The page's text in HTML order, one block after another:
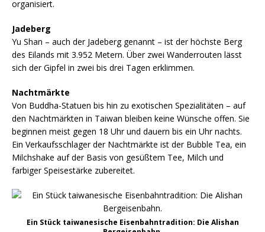
organisiert.
Jadeberg
Yu Shan – auch der Jadeberg genannt – ist der höchste Berg
des Eilands mit 3.952 Metern. Über zwei Wanderrouten lässt
sich der Gipfel in zwei bis drei Tagen erklimmen.
Nachtmärkte
Von Buddha-Statuen bis hin zu exotischen Spezialitäten – auf
den Nachtmärkten in Taiwan bleiben keine Wünsche offen. Sie
beginnen meist gegen 18 Uhr und dauern bis ein Uhr nachts.
Ein Verkaufsschlager der Nachtmärkte ist der Bubble Tea, ein
Milchshake auf der Basis von gesüßtem Tee, Milch und
farbiger Speisestärke zubereitet.
Ein Stück taiwanesische Eisenbahntradition: Die Alishan